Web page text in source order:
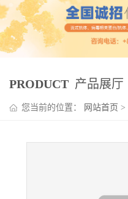
PRODUCT 产品展厅
您当前的位置： 网站首页 >